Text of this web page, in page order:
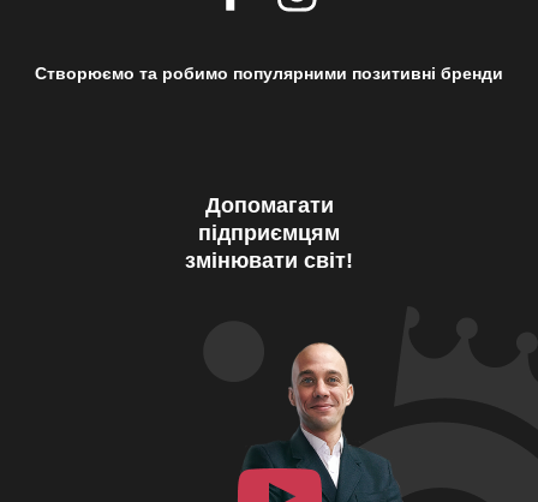
Створюємо та робимо популярними позитивні бренди
Допомагати
підприємцям
змінювати світ!